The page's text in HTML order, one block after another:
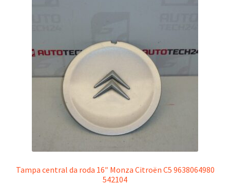
Tampa central da roda 16″ Monza Citroën C5 9638064980
542104